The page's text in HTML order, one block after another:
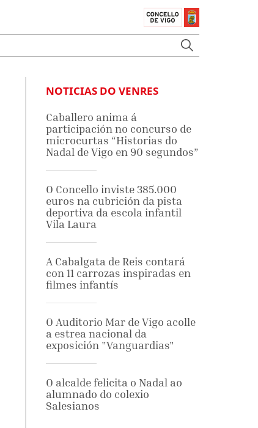
NOTICIAS DO VENRES
Caballero anima á
participación no concurso de
microcurtas “Historias do
Nadal de Vigo en 90 segundos”
O Concello inviste 385.000
euros na cubrición da pista
deportiva da escola infantil
Vila Laura
A Cabalgata de Reis contará
con 11 carrozas inspiradas en
filmes infantís
O Auditorio Mar de Vigo acolle
a estrea nacional da
exposición "Vanguardias"
O alcalde felicita o Nadal ao
alumnado do colexio
Salesianos